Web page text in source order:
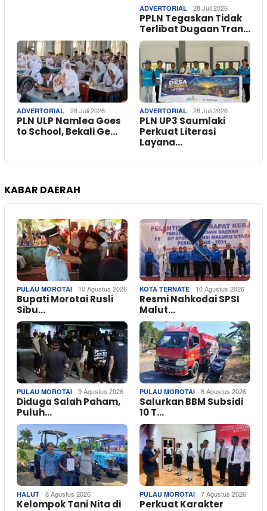
ADVERTORIAL 28 Juli 2026
PPLN Tegaskan Tidak
Terlibat Dugaan Tran…
ADVERTORIAL 28 Juli 2026
PLN ULP Namlea Goes
to School, Bekali Ge…
ADVERTORIAL 28 Juli 2026
PLN UP3 Saumlaki
Perkuat Literasi
Layana…
KABAR DAERAH
PULAU MOROTAI 10 Agustus 2026
Bupati Morotai Rusli
Sibu…
KOTA TERNATE 10 Agustus 2026
Resmi Nahkodai SPSI
Malut…
PULAU MOROTAI 9 Agustus 2026
Diduga Salah Paham,
Puluh…
PULAU MOROTAI 8 Agustus 2026
Salurkan BBM Subsidi
10 T…
HALUT 8 Agustus 2026
Kelompok Tani Nita di
PULAU MOROTAI 7 Agustus 2026
Perkuat Karakter